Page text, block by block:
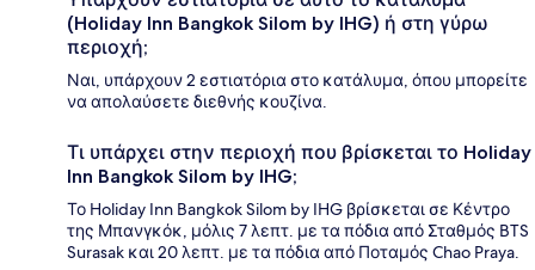
(Holiday Inn Bangkok Silom by IHG) ή στη γύρω
περιοχή;
Ναι, υπάρχουν 2 εστιατόρια στο κατάλυμα, όπου μπορείτε
να απολαύσετε διεθνής κουζίνα.
Τι υπάρχει στην περιοχή που βρίσκεται το Holiday
Inn Bangkok Silom by IHG;
Το Holiday Inn Bangkok Silom by IHG βρίσκεται σε Κέντρο
της Μπανγκόκ, μόλις 7 λεπτ. με τα πόδια από Σταθμός BTS
Surasak και 20 λεπτ. με τα πόδια από Ποταμός Chao Praya.